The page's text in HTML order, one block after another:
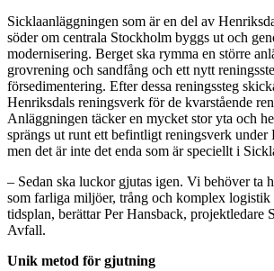
Sicklaanläggningen som är en del av
söder om centrala Stockholm byggs ut och
modernisering. Berget ska rymma en större
grovrening och sandfång och ett nytt
försedimentering. Efter dessa reningssteg
Henriksdals reningsverk för de kvarstående
Anläggningen täcker en mycket stor yta och
sprängs ut runt ett befintligt reningsverk under
men det är inte det enda som är speciellt i
– Sedan ska luckor gjutas igen. Vi behöver ta
som farliga miljöer, trång och komplex logistik
tidsplan, berättar Per Hansback, projektledare
Avfall.
Unik metod för gjutning